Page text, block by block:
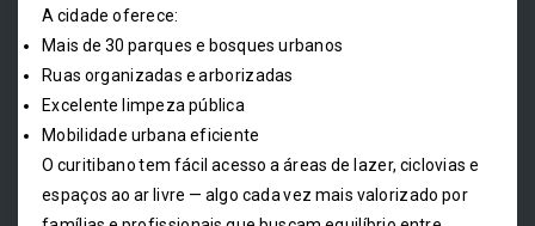
A cidade oferece:
Mais de 30 parques e bosques urbanos
Ruas organizadas e arborizadas
Excelente limpeza pública
Mobilidade urbana eficiente
O curitibano tem fácil acesso a áreas de lazer, ciclovias e
espaços ao ar livre — algo cada vez mais valorizado por